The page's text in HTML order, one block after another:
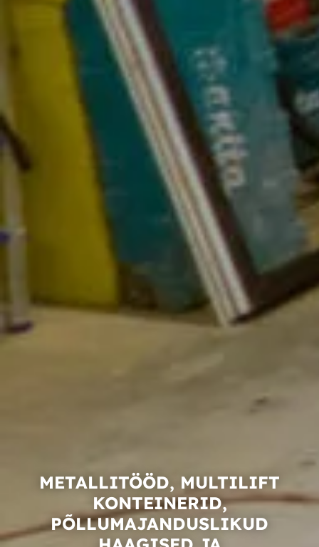
METALLITÖÖD, MULTILIFT
KONTEINERID,
PÕLLUMAJANDUSLIKUD